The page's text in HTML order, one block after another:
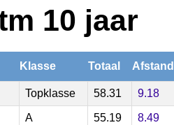
10 jaar
Klasse Totaal
Topklasse 58.31 9.18
A 55.19 8.49